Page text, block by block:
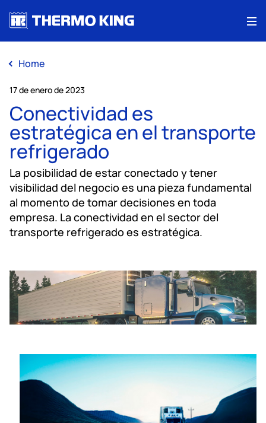
Home
17 de enero de 2023
Conectividad es
estratégica en el transporte
refrigerado
La posibilidad de estar conectado y tener
visibilidad del negocio es una pieza fundamental
al momento de tomar decisiones en toda
empresa. La conectividad en el sector del
transporte refrigerado es estratégica.